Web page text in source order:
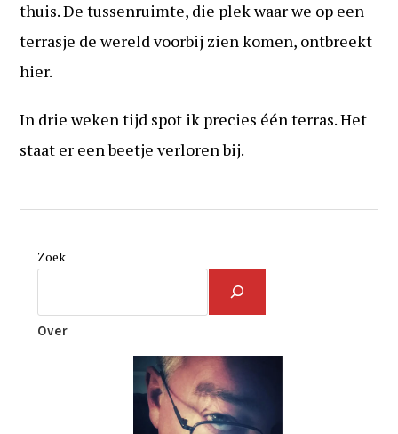
thuis. De tussenruimte, die plek waar we op een
terrasje de wereld voorbij zien komen, ontbreekt
hier.
In drie weken tijd spot ik precies één terras. Het
staat er een beetje verloren bij.
Zoek
Over